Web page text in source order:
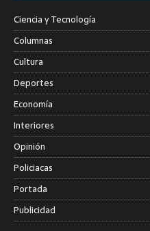
Ciencia y Tecnología
Columnas
Cultura
Deportes
Economía
Interiores
Opinión
Policiacas
Portada
Publicidad